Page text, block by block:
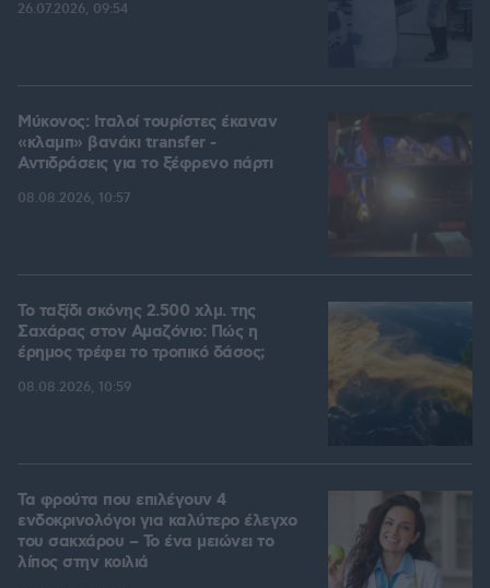
26.07.2026, 09:54
Μύκονος: Ιταλοί τουρίστες έκαναν
«κλαμπ» βανάκι transfer -
Αντιδράσεις για το ξέφρενο πάρτι
08.08.2026, 10:57
Το ταξίδι σκόνης 2.500 χλμ. της
Σαχάρας στον Αμαζόνιο: Πώς η
έρημος τρέφει το τροπικό δάσος;
08.08.2026, 10:59
Τα φρούτα που επιλέγουν 4
ενδοκρινολόγοι για καλύτερο έλεγχο
του σακχάρου – Το ένα μειώνει το
λίπος στην κοιλιά